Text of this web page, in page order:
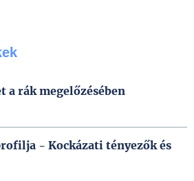
a rák megelőzésében
- Kockázati tényezők és